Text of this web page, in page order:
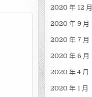
2020 年 12 月
2020 年 9 月
2020 年 7 月
2020 年 6 月
2020 年 4 月
2020 年 1 月